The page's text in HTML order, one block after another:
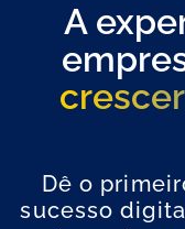
A
Dê o
sucesso